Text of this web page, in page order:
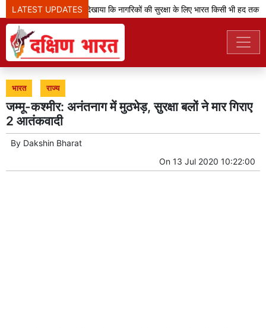
LATEST UPDATES
'ऑपरेशन सिंदूर' ने दिखाया कि नागरिकों की सुरक्षा के लिए भारत किसी भी हद तक
भारत राज्य
जम्मू-कश्मीर: अनंतनाग में मुठभेड़, सुरक्षा बलों ने मार गिराए
2 आतंकवादी
By Dakshin Bharat
On 13 Jul 2020 10:22:00